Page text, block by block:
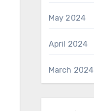
May 2024
April 2024
March 2024